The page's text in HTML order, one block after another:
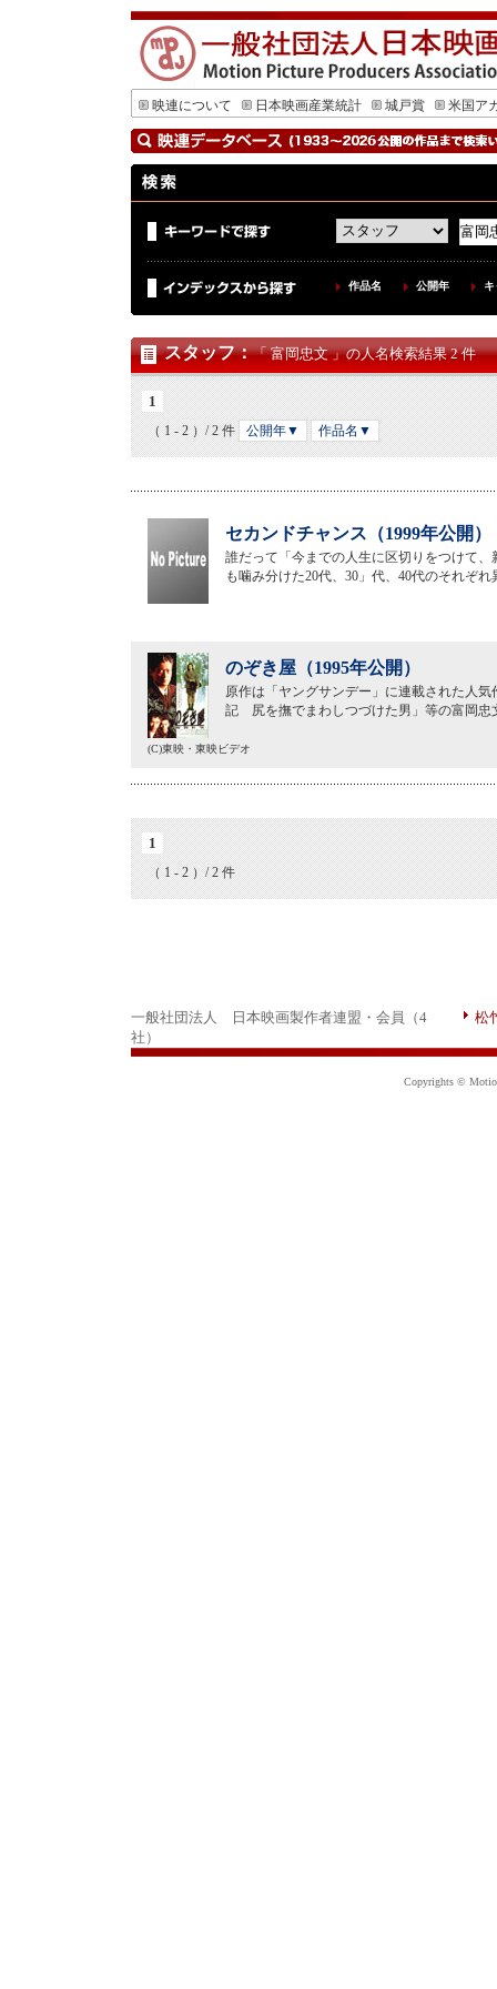
映連について 日本映画産業統計 城戸賞 米国ア
作品名 公開年
スタッフ：「 富岡忠文 」の人名検索結果 2 件
1
（ 1 - 2 ）/ 2 件 公開年▼ 作品名▼
セカンドチャンス（1999年公開）
誰だって「今までの人生に区切りをつけて
も噛み分けた20代、30」代、40代のそれぞ
のぞき屋（1995年公開）
原作は「ヤングサンデー」に連載された人
記 尻を撫でまわしつづけた男」等の富岡忠
(C)東映・東映ビデオ
1
（ 1 - 2 ）/ 2 件
一般社団法人 日本映画製作者連盟・会員（4
社）
松
Copyrights ©